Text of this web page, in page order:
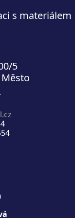
s materiálem
5
Město